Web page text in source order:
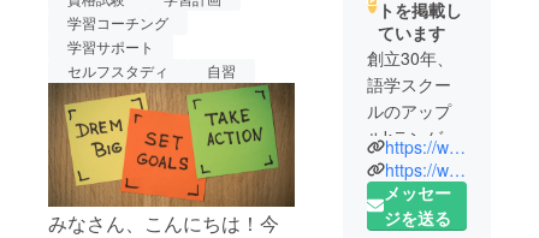
学習コーチング
学習サポート
セルフスタディ
自習
みなさん、こんにちは！今
トを掲載し
ています
創立30年、
語学スクー
ルのアップ
ルkランゲー
ジです。
大阪・梅田
と難波駅近
https://www.applek.com/
https://www.facebook.com/info.applek
メッセー
ジを送る